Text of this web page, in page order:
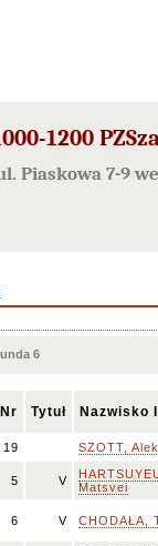
1200
Piaskowa 7-9
6
Nr Tytuł Nazwisko
19 SZOTT,
5 V
Matsvei
6 V CHODAŁA,